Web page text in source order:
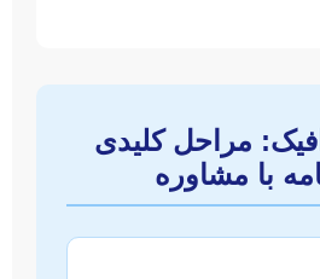
مراحل کلیدی
با مشاوره